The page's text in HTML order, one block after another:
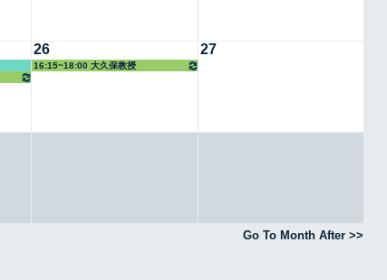
26
16:15~18:00 大久保教授
27
Go To Month After >>